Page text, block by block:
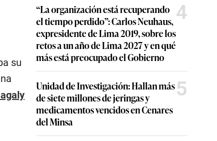
su
“La organización está recuperando
el tiempo perdido”: Carlos Neuhaus,
expresidente de Lima 2019, sobre los
retos a un año de Lima 2027 y en qué
más está preocupado el Gobierno
4
Unidad de Investigación: Hallan más
de siete millones de jeringas y
medicamentos vencidos en Cenares
del Minsa
5